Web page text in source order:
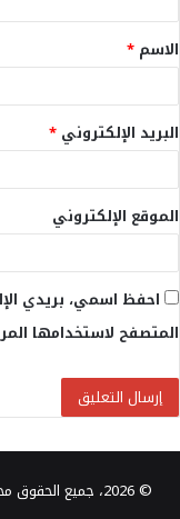
ق
*
الاسم *
البريد الإلكتروني *
الموقع الإلكتروني
احفظ اسمي، بريدي
المتصفح لاستخدامها
© 2026، جميع الحقوق محفوظة |